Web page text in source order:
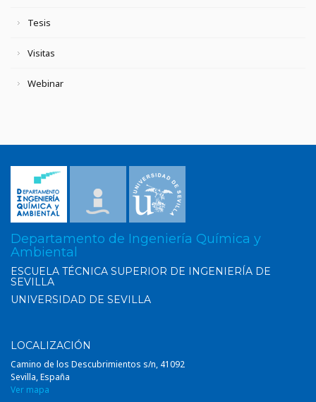
Tesis
Visitas
Webinar
Departamento de Ingeniería Química y
Ambiental
ESCUELA TÉCNICA SUPERIOR DE INGENIERÍA DE
SEVILLA
UNIVERSIDAD DE SEVILLA
LOCALIZACIÓN
Camino de los Descubrimientos s/n, 41092
Sevilla, España
Ver mapa